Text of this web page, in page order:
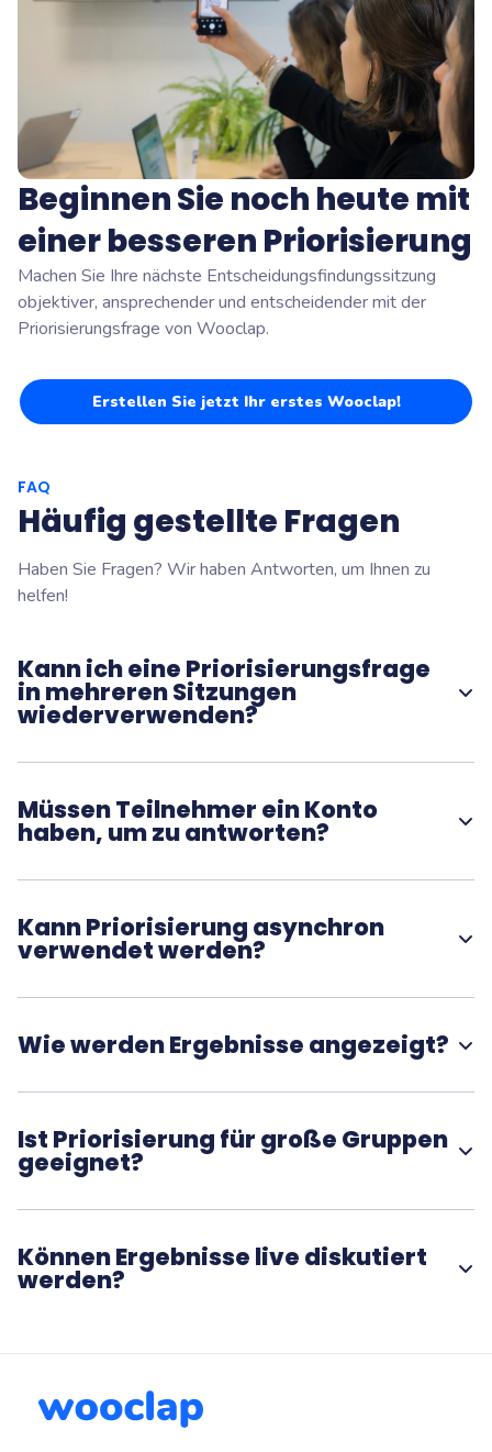
Beginnen Sie noch heute mit
einer besseren Priorisierung
Machen Sie Ihre nächste Entscheidungsfindungssitzung
objektiver, ansprechender und entscheidender mit der
Priorisierungsfrage von Wooclap.
Erstellen Sie jetzt Ihr erstes Wooclap!
FAQ
Häufig gestellte Fragen
Haben Sie Fragen? Wir haben Antworten, um Ihnen zu
helfen!
Kann ich eine Priorisierungsfrage
in mehreren Sitzungen
wiederverwenden?
verschiedenen Sitzungen wiederverwenden.
Müssen Teilnehmer ein Konto
haben, um zu antworten?
antworten, indem sie einen einfachen Zugangslink oder
Kann Priorisierung asynchron
verwendet werden?
in ihrem eigenen Tempo zuweisen.
Wie werden Ergebnisse angezeigt?
sind und heben relative Prioritäten und Kompromisse
Ist Priorisierung für große Gruppen
geeignet?
Eingaben zu klaren, lesbaren Ergebnissen aggregiert.
Können Ergebnisse live diskutiert
werden?
Entscheidungsfindung verwenden.